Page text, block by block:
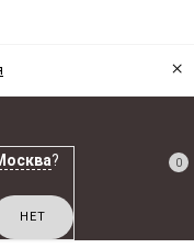
×
? 0